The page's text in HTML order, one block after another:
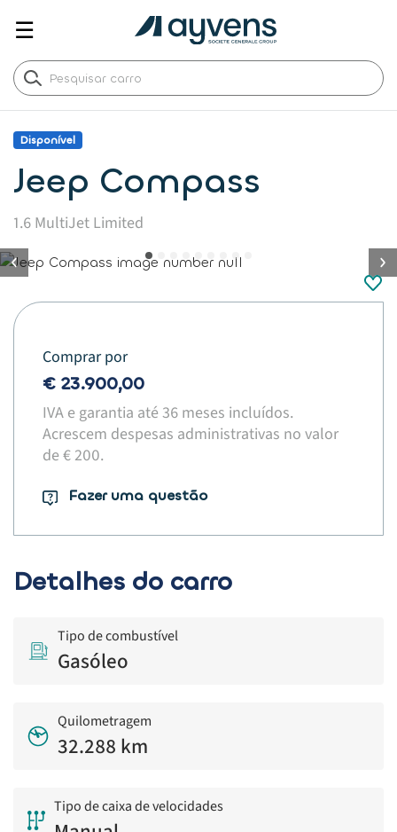
☰
Disponível
Jeep Compass
1.6 MultiJet Limited
button.previous
Comprar por
€ 23.900,00
IVA e garantia até 36 meses incluídos.
Acrescem despesas administrativas no valor
de € 200.​
Fazer uma questão
Detalhes do carro
Tipo de combustível
Gasóleo
Quilometragem
32.288 km
Tipo de caixa de velocidades